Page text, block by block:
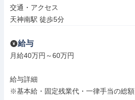
交通・アクセス
天神南駅 徒歩5分
給与
月給40万円～60万円
給与詳細
※基本給・固定残業代・一律手当の総額